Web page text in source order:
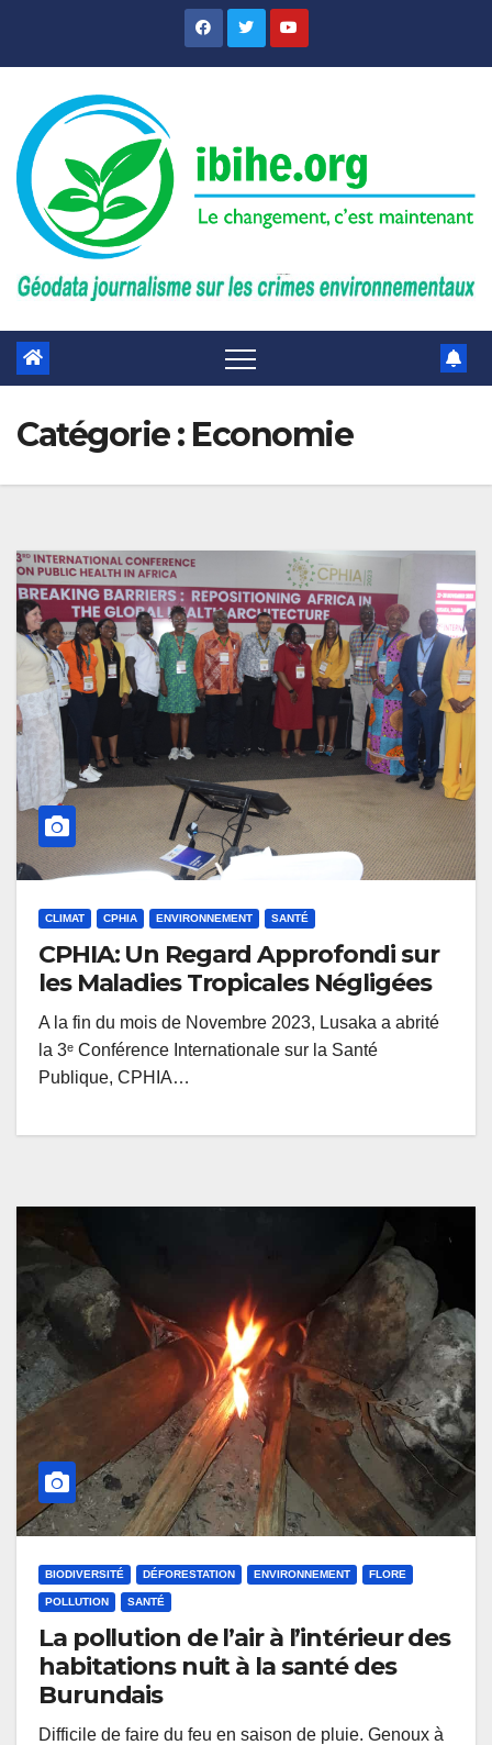
Catégorie : Economie
CLIMAT CPHIA ENVIRONNEMENT SANTÉ
CPHIA: Un Regard Approfondi sur
les Maladies Tropicales Négligées
A la fin du mois de Novembre 2023, Lusaka a abrité
la 3ᵉ Conférence Internationale sur la Santé
Publique, CPHIA…
BIODIVERSITÉ DÉFORESTATION ENVIRONNEMENT FLORE
POLLUTION SANTÉ
La pollution de l’air à l’intérieur des
habitations nuit à la santé des
Burundais
Difficile de faire du feu en saison de pluie. Genoux à